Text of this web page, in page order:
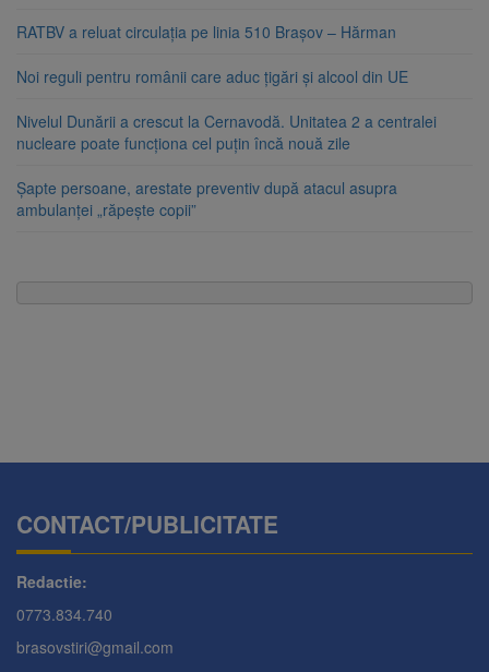
RATBV a reluat circulația pe linia 510 Brașov – Hărman
Noi reguli pentru românii care aduc țigări și alcool din UE
Nivelul Dunării a crescut la Cernavodă. Unitatea 2 a centralei
nucleare poate funcționa cel puțin încă nouă zile
Șapte persoane, arestate preventiv după atacul asupra
ambulanței „răpește copii”
CONTACT/PUBLICITATE
Redactie:
0773.834.740
brasovstiri@gmail.com